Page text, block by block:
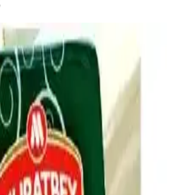
Cheese'in Market Ürünleri Gibi
ve Çözümleri
tariflerinde market ürünlerindeki
nedenleri; peynir karışımı,
dengesi ile pişirme teknikleri
Tuzlu Atıştırmalık
Yöntemleri
ekonomik ve doyurucu tuzlu
hızlıca giderir. Dondurulmuş ürünler,
peynir gibi seçenekler sağlıklı alternatifler